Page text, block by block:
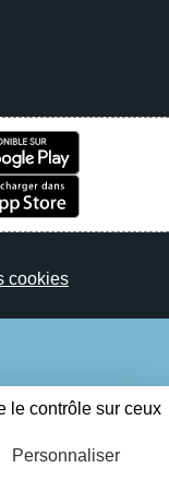
cookies
Connexion
le contrôle sur ceux
Personnaliser